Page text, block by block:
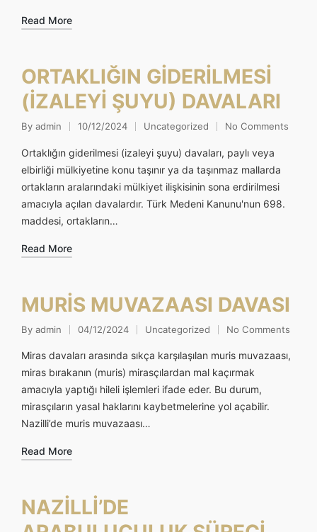
Read More
ORTAKLIĞIN GİDERİLMESİ
(İZALEYİ ŞUYU) DAVALARI
Posted
by
By admin 10/12/2024
Posted
in
Uncategorized No Comments
Ortaklığın giderilmesi (izaleyi şuyu) davaları, paylı veya
elbirliği mülkiyetine konu taşınır ya da taşınmaz mallarda
ortakların aralarındaki mülkiyet ilişkisinin sona erdirilmesi
amacıyla açılan davalardır. Türk Medeni Kanunu'nun 698.
maddesi, ortakların…
Read More
MURİS MUVAZAASI DAVASI
Posted
by
By admin 04/12/2024
Posted
in
Uncategorized No Comments
Miras davaları arasında sıkça karşılaşılan muris muvazaası,
miras bırakanın (muris) mirasçılardan mal kaçırmak
amacıyla yaptığı hileli işlemleri ifade eder. Bu durum,
mirasçıların yasal haklarını kaybetmelerine yol açabilir.
Nazilli’de muris muvazaası…
Read More
NAZİLLİ’DE